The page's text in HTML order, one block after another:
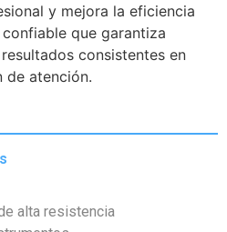
y mejora la eficiencia
que garantiza
consistentes en
de atención.
alta resistencia